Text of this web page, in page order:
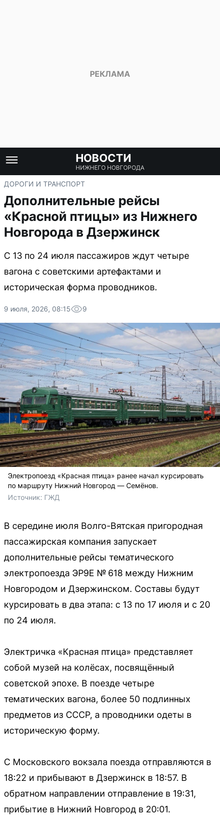
НОВОСТИ
НИЖНЕГО НОВГОРОДА
ДОРОГИ И ТРАНСПОРТ
Дополнительные рейсы
«Красной птицы» из Нижнего
Новгорода в Дзержинск
С 13 по 24 июля пассажиров ждут четыре
вагона с советскими артефактами и
историческая форма проводников.
9 июля, 2026, 08:15 9
Электропоезд «Красная птица» ранее начал курсировать
по маршруту Нижний Новгород — Семёнов.
Источник: ГЖД
В середине июля Волго-Вятская пригородная
пассажирская компания запускает
дополнительные рейсы тематического
электропоезда ЭР9Е № 618 между Нижним
Новгородом и Дзержинском. Составы будут
курсировать в два этапа: с 13 по 17 июля и с 20
по 24 июля.
Электричка «Красная птица» представляет
собой музей на колёсах, посвящённый
советской эпохе. В поезде четыре
тематических вагона, более 50 подлинных
предметов из СССР, а проводники одеты в
историческую форму.
С Московского вокзала поезда отправляются в
18:22 и прибывают в Дзержинск в 18:57. В
обратном направлении отправление в 19:31,
прибытие в Нижний Новгород в 20:01.